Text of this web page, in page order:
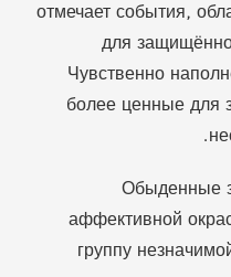
отмечает события,
для
Чувственно
более ценные для
Обыденные
аффективной
группу